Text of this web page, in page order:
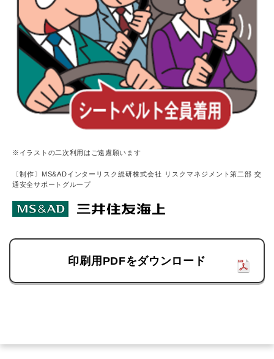
※イラストの二次利用はご遠慮願います
〔制作〕MS&ADインターリスク総研株式会社 リスクマネジメント第二部 交
通安全サポートグループ
印刷用PDFをダウンロード